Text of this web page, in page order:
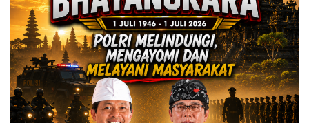
Pelayanan
Optimal
pada
Masyarakat